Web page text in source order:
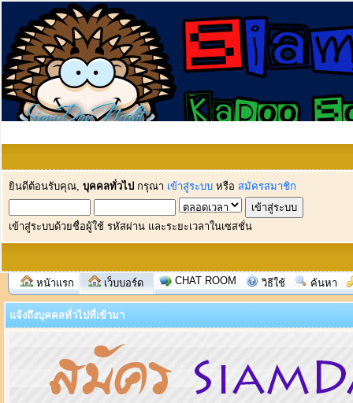
ยินดีต้อนรับคุณ, บุคคลทั่วไป กรุณา เข้าสู่ระบบ หรือ สมัครสมาชิก
เข้าสู่ระบบด้วยชื่อผู้ใช้ รหัสผ่าน และระยะเวลาในเซสชั่น
หน้าแรก เว็บบอร์ด CHAT ROOM วิธีใช้ ค้นหา
แจ้งถึงบุคคลทั่วไปที่เข้ามา